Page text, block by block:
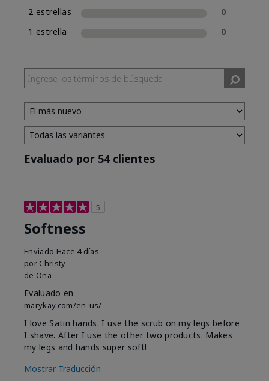
2 estrellas
0
1 estrella
0
Evaluado por 54 clientes
5
Softness
Enviado Hace 4 días
por Christy
de Ona
Evaluado en
marykay.com/en-us/
I love Satin hands. I use the scrub on my legs before
I shave. After I use the other two products. Makes
my legs and hands super soft!
Mostrar Traducción